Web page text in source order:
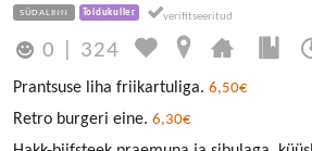
SÜDALINN Toidukuller
0 324
Prantsuse liha friikartuliga. 6,50€
Retro burgeri eine. 6,30€